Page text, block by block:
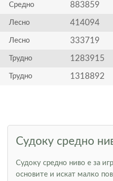
Средно 883859
Лесно 414094
Лесно 333719
Трудно 1283915
Трудно 1318892
Судоку средно
Судоку средно ниво е за
основите и искат малко